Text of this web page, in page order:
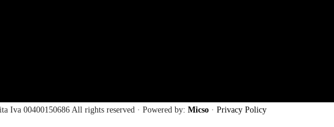
Iva 00400150686 All rights reserved · Powered by: Micso · Privacy Policy